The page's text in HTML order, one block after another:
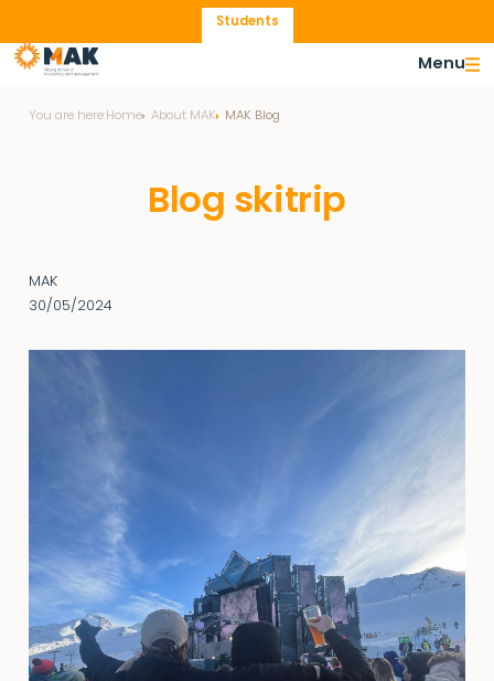
Students
Menu
You are here:Home About MAK MAK Blog
Blog skitrip
MAK
30/05/2024